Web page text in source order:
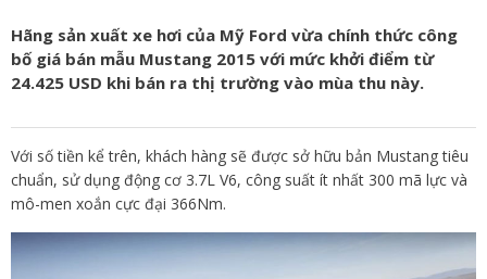
Hãng sản xuất xe hơi của Mỹ Ford vừa chính thức công
bố giá bán mẫu Mustang 2015 với mức khởi điểm từ
24.425 USD khi bán ra thị trường vào mùa thu này.
Với số tiền kể trên, khách hàng sẽ được sở hữu bản Mustang tiêu
chuẩn, sử dụng động cơ 3.7L V6, công suất ít nhất 300 mã lực và
mô-men xoắn cực đại 366Nm.